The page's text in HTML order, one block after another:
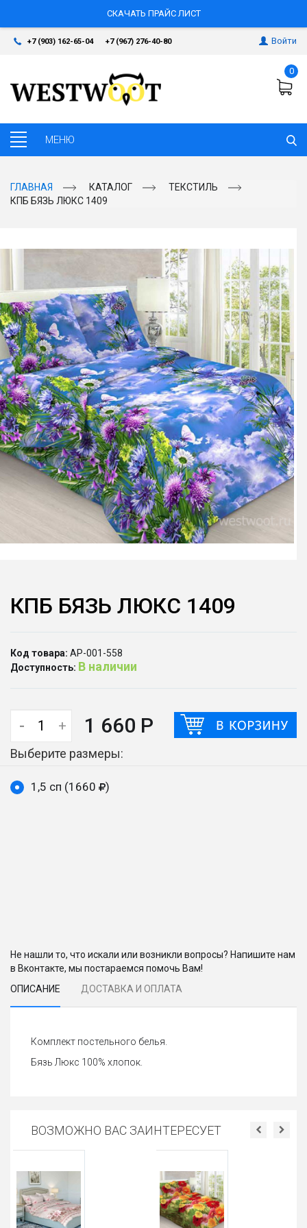
СКАЧАТЬ ПРАЙС ЛИСТ
+7 (903) 162-65-04 +7 (967) 276-40-80 Войти
0
ГЛАВНАЯ КАТАЛОГ
ТЕКСТИЛЬ
КПБ БЯЗЬ ЛЮКС 1409
КПБ БЯЗЬ ЛЮКС 1409
Код товара: АР-001-558
Доступность: В наличии
- + 1 660 Р
Выберите размеры:
1,5 сп (1660 )
Не нашли то, что искали или возникли вопросы? Напишите нам
в Вконтакте, мы постараемся помочь Вам!
ОПИСАНИЕ
ДОСТАВКА И ОПЛАТА
Комплект постельного белья.
Бязь Люкс 100% хлопок.
ВОЗМОЖНО ВАС ЗАИНТЕРЕСУЕТ